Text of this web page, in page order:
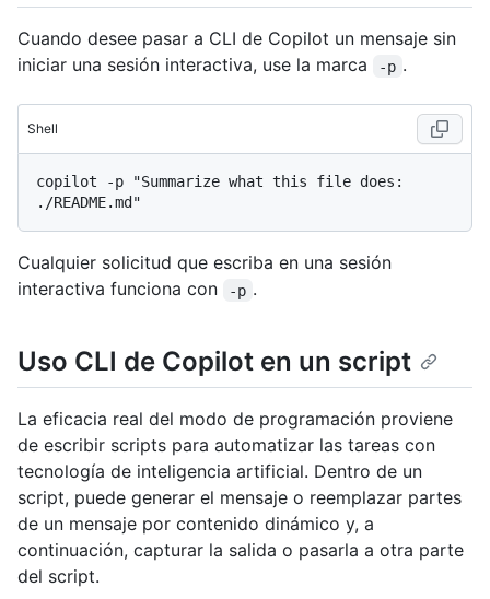
Cuando desee pasar a CLI de Copilot un mensaje sin
iniciar una sesión interactiva, use la marca
-p .
Shell
copilot -p "Summarize what this file does:
Cualquier solicitud que escriba en una sesión
interactiva funciona con
-p .
Uso CLI de Copilot en un script
La eficacia real del modo de programación proviene
de escribir scripts para automatizar las tareas con
tecnología de inteligencia artificial. Dentro de un
script, puede generar el mensaje o reemplazar partes
de un mensaje por contenido dinámico y, a
continuación, capturar la salida o pasarla a otra parte
del script.